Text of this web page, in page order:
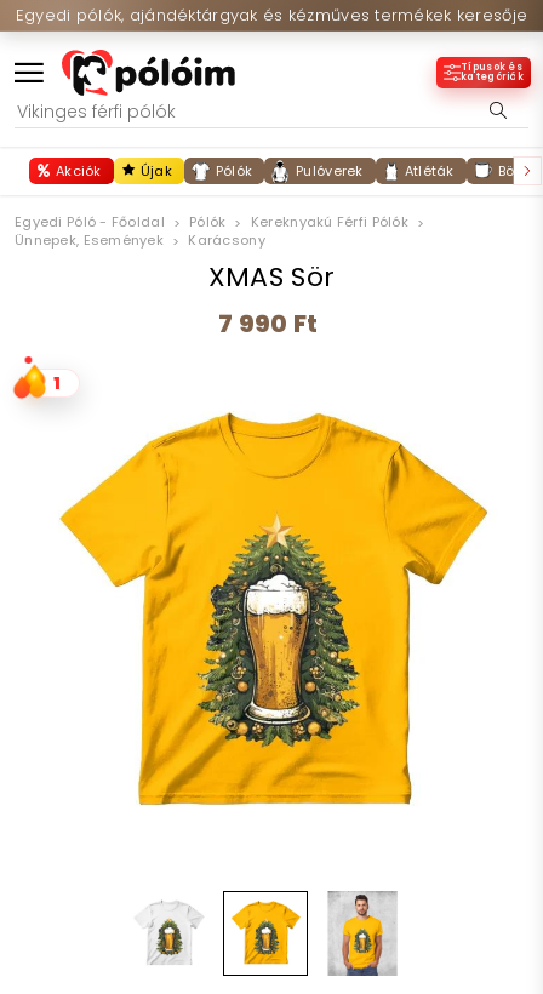
Egyedi pólók, ajándéktárgyak és kézműves termékek keresője
Típusok és
kategóriák
Akciók Újak Pólók Pulóverek Atléták
Egyedi Póló - Főoldal Pólók
Kereknyakú Férfi Pólók
Ünnepek, Események
Karácsony
XMAS Sör
7 990 Ft
1